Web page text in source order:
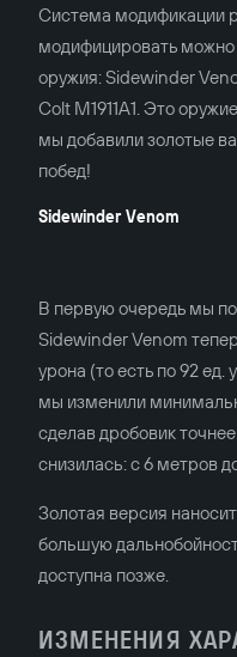
Система модификации
модифицировать
оружия: Sidewinder
Colt M1911A1. Это
мы добавили золотые
побед!
Sidewinder Venom
В первую очередь мы
Sidewinder Venom
урона (то есть по 92
мы изменили
сделав дробовик
снизилась: с 6 метров
Золотая версия
большую
доступна позже.
ИЗМЕНЕНИЯ